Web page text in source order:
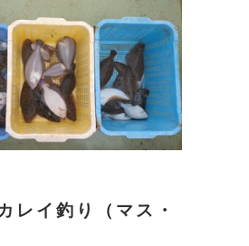
レイ釣り（マス・